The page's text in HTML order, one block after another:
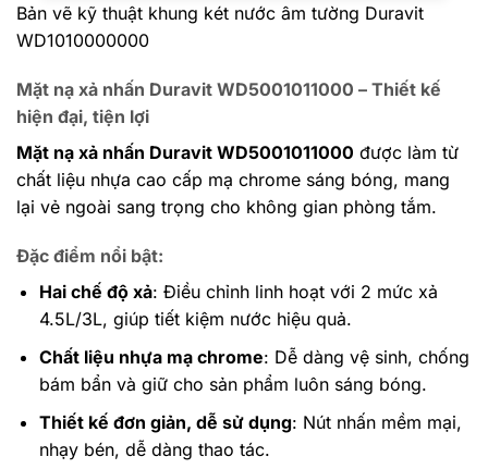
Bản vẽ kỹ thuật khung két nước âm tường Duravit
WD1010000000
Mặt nạ xả nhấn Duravit WD5001011000 – Thiết kế
hiện đại, tiện lợi
Mặt nạ xả nhấn Duravit WD5001011000 được làm từ
chất liệu nhựa cao cấp mạ chrome sáng bóng, mang
lại vẻ ngoài sang trọng cho không gian phòng tắm.
Đặc điểm nổi bật:
Hai chế độ xả: Điều chỉnh linh hoạt với 2 mức xả
4.5L/3L, giúp tiết kiệm nước hiệu quả.
Chất liệu nhựa mạ chrome: Dễ dàng vệ sinh, chống
bám bẩn và giữ cho sản phẩm luôn sáng bóng.
Thiết kế đơn giản, dễ sử dụng: Nút nhấn mềm mại,
nhạy bén, dễ dàng thao tác.